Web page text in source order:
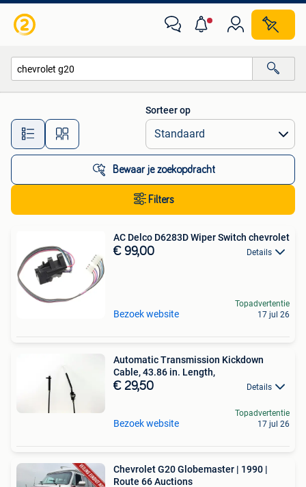
Alle afstanden…
Sorteer op
Bewaar je zoekopdracht
Filters
AC Delco D6283D Wiper Switch chevrolet
€ 99,00 Details
Bezoek website
Topadvertentie
17 jul 26
Automatic Transmission Kickdown
Cable, 43.86 in. Length,
€ 29,50 Details
Bezoek website
Topadvertentie
17 jul 26
Chevrolet G20 Globemaster | 1990 |
Route 66 Auctions